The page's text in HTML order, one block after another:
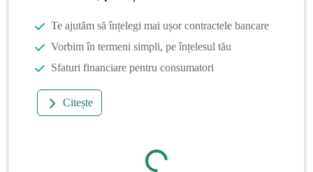
Te ajutăm să înțelegi mai ușor contractele bancare
Vorbim în termeni simpli, pe înțelesul tău
Sfaturi financiare pentru consumatori
Citește